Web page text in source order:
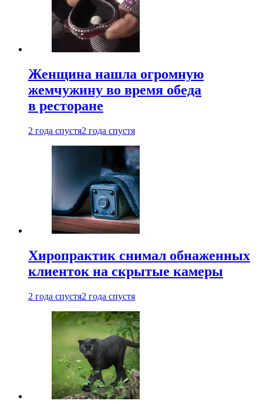
Женщина нашла огромную
жемчужину во время обеда
в ресторане
2 года спустя2 года спустя
Хиропрактик снимал обнаженных
клиенток на скрытые камеры
2 года спустя2 года спустя